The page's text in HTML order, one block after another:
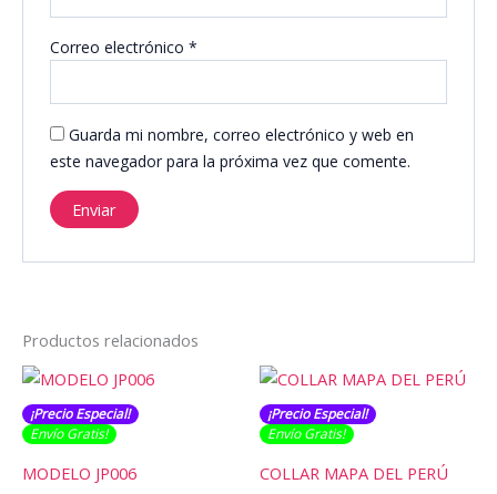
Correo electrónico*
Guarda mi nombre, correo electrónico y web en
este navegador para la próxima vez que comente.
Productos relacionados
¡Precio Especial!
Envío Gratis​​​!
MODELO JP006
¡Precio Especial!
Envío Gratis​​​!
COLLAR MAPA DEL PERÚ